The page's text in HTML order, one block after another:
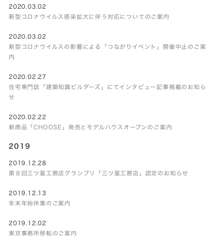
2020.03.02
新型コロナウイルス感染拡大に伴う対応についてのご案内
2020.03.02
新型コロナウイルスの影響による「つながりイベント」開催中止のご案
内
2020.02.27
住宅専門誌「建築知識ビルダーズ」にてインタビュー記事掲載のお知ら
せ
2020.02.22
新商品「CHOOSE」発売とモデルハウスオープンのご案内
2019
2019.12.28
第８回三ツ星工務店グランプリ「三ツ星工務店」認定のお知らせ
2019.12.13
年末年始休業のご案内
2019.12.02
東京事務所移転のご案内